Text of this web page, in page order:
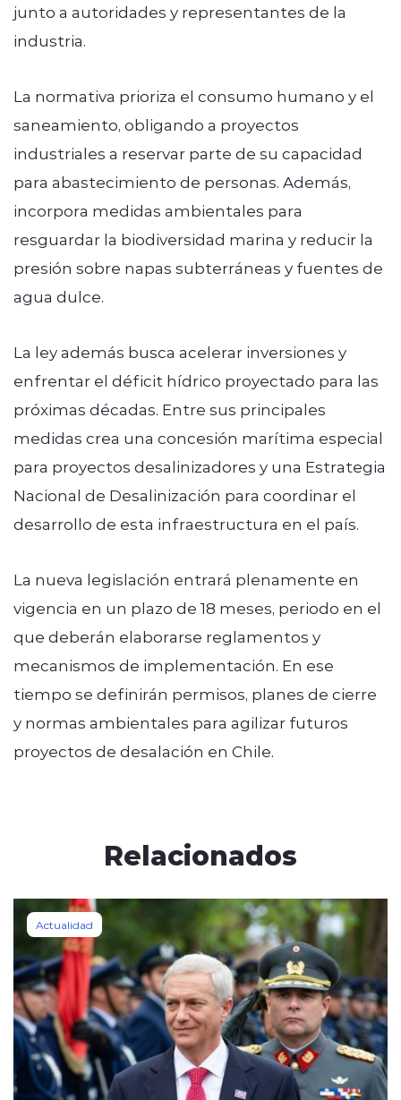
junto a autoridades y representantes de la
industria.
La normativa prioriza el consumo humano y el
saneamiento, obligando a proyectos
industriales a reservar parte de su capacidad
para abastecimiento de personas. Además,
incorpora medidas ambientales para
resguardar la biodiversidad marina y reducir la
presión sobre napas subterráneas y fuentes de
agua dulce.
La ley además busca acelerar inversiones y
enfrentar el déficit hídrico proyectado para las
próximas décadas. Entre sus principales
medidas crea una concesión marítima especial
para proyectos desalinizadores y una Estrategia
Nacional de Desalinización para coordinar el
desarrollo de esta infraestructura en el país.
La nueva legislación entrará plenamente en
vigencia en un plazo de 18 meses, periodo en el
que deberán elaborarse reglamentos y
mecanismos de implementación. En ese
tiempo se definirán permisos, planes de cierre
y normas ambientales para agilizar futuros
proyectos de desalación en Chile.
Relacionados
Actualidad